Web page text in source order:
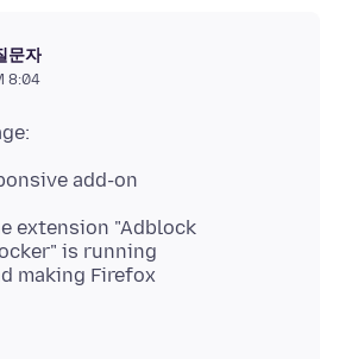
문자
8:04
add-on
extension "Adblock
is running
making Firefox